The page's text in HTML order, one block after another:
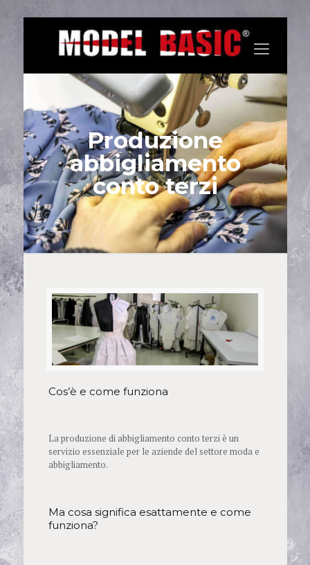
Produzione
abbigliamento
conto terzi
Cos’è e come funziona
La produzione di abbigliamento conto terzi è un
servizio essenziale per le aziende del settore moda e
abbigliamento.
Ma cosa significa esattamente e come
funziona?